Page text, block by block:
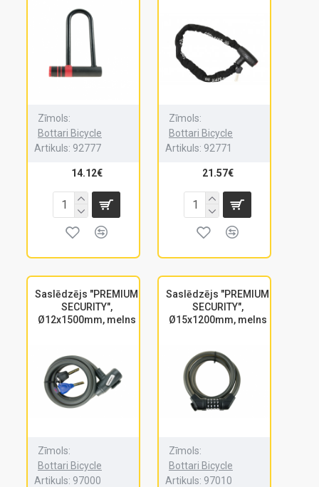
Zīmols:
Bottari Bicycle
Artikuls: 92777
14.12€
Zīmols:
Bottari Bicycle
Artikuls: 92771
21.57€
Saslēdzējs "PREMIUM
SECURITY",
Ø12x1500mm, melns
Zīmols:
Bottari Bicycle
Artikuls: 97000
Saslēdzējs "PREMIUM
SECURITY",
Ø15x1200mm, melns
Zīmols:
Bottari Bicycle
Artikuls: 97010